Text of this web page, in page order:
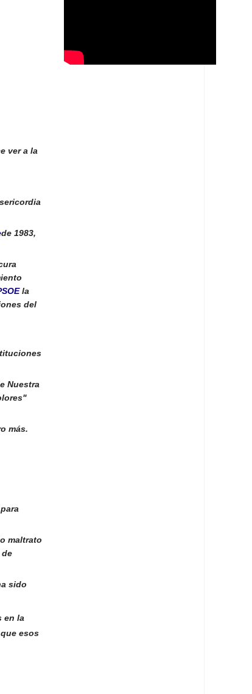
ver a la
de 1983,
la
del
Nuestra
más.
maltrato
de
sido
en la
esos